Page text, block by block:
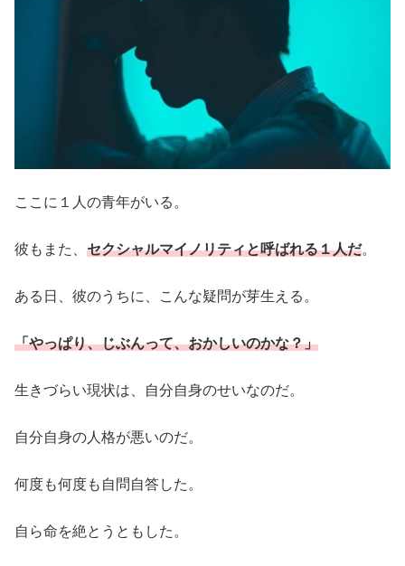
ここに１人の青年がいる。
彼もまた、 セクシャルマイノリティと呼ばれる１人だ。
ある日、彼のうちに、こんな疑問が芽生える。
「やっぱり、じぶんって、おかしいのかな？」
生きづらい現状は、自分自身のせいなのだ。
自分自身の人格が悪いのだ。
何度も何度も自問自答した。
自ら命を絶とうともした。